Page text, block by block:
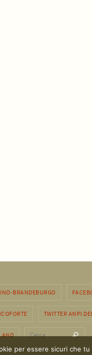
BRANDEBURGO
TWITTER ANPI
Cerca
per essere sicuri che tu